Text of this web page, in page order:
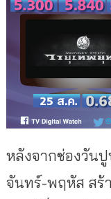
หลังจากช่องวัน
จันทร์-พฤหัส สร้